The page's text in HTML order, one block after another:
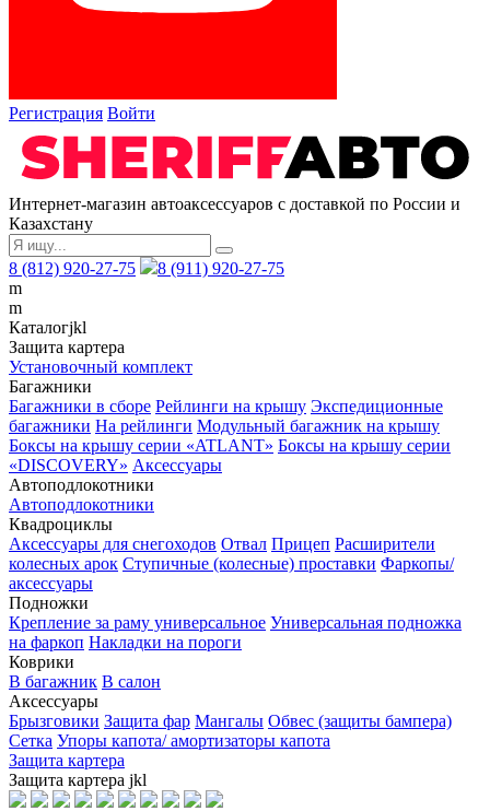
Регистрация Войти
Интернет-магазин автоаксессуаров с доставкой по России и
Казахстану
8 (812) 920-27-75
8 (911) 920-27-75
m
m
Каталогjkl
Защита картера
Установочный комплект
Багажники
Багажники в сборе Рейлинги на крышу Экспедиционные
багажники На рейлинги Модульный багажник на крышу
Боксы на крышу серии «ATLANT» Боксы на крышу серии
«DISCOVERY» Аксессуары
Автоподлокотники
Автоподлокотники
Квадроциклы
Аксессуары для снегоходов Отвал Прицеп Расширители
колесных арок Ступичные (колесные) проставки Фаркопы/
аксессуары
Подножки
Крепление за раму универсальное Универсальная подножка
на фаркоп Накладки на пороги
Коврики
В багажник В салон
Аксессуары
Брызговики Защита фар Мангалы Обвес (защиты бампера)
Сетка Упоры капота/ амортизаторы капота
Защита картера
Защита картера jkl